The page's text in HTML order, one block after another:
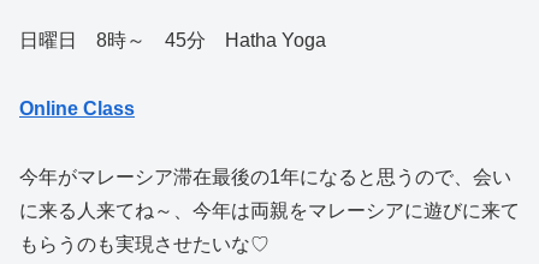
日曜日 8時～ 45分 Hatha Yoga
Online Class
今年がマレーシア滞在最後の1年になると思うので、会い
に来る人来てね～、今年は両親をマレーシアに遊びに来て
もらうのも実現させたいな♡